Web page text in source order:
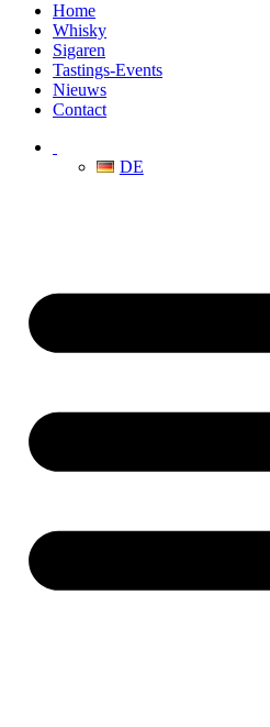
Home
Whisky
Sigaren
Tastings-Events
Nieuws
Contact
DE